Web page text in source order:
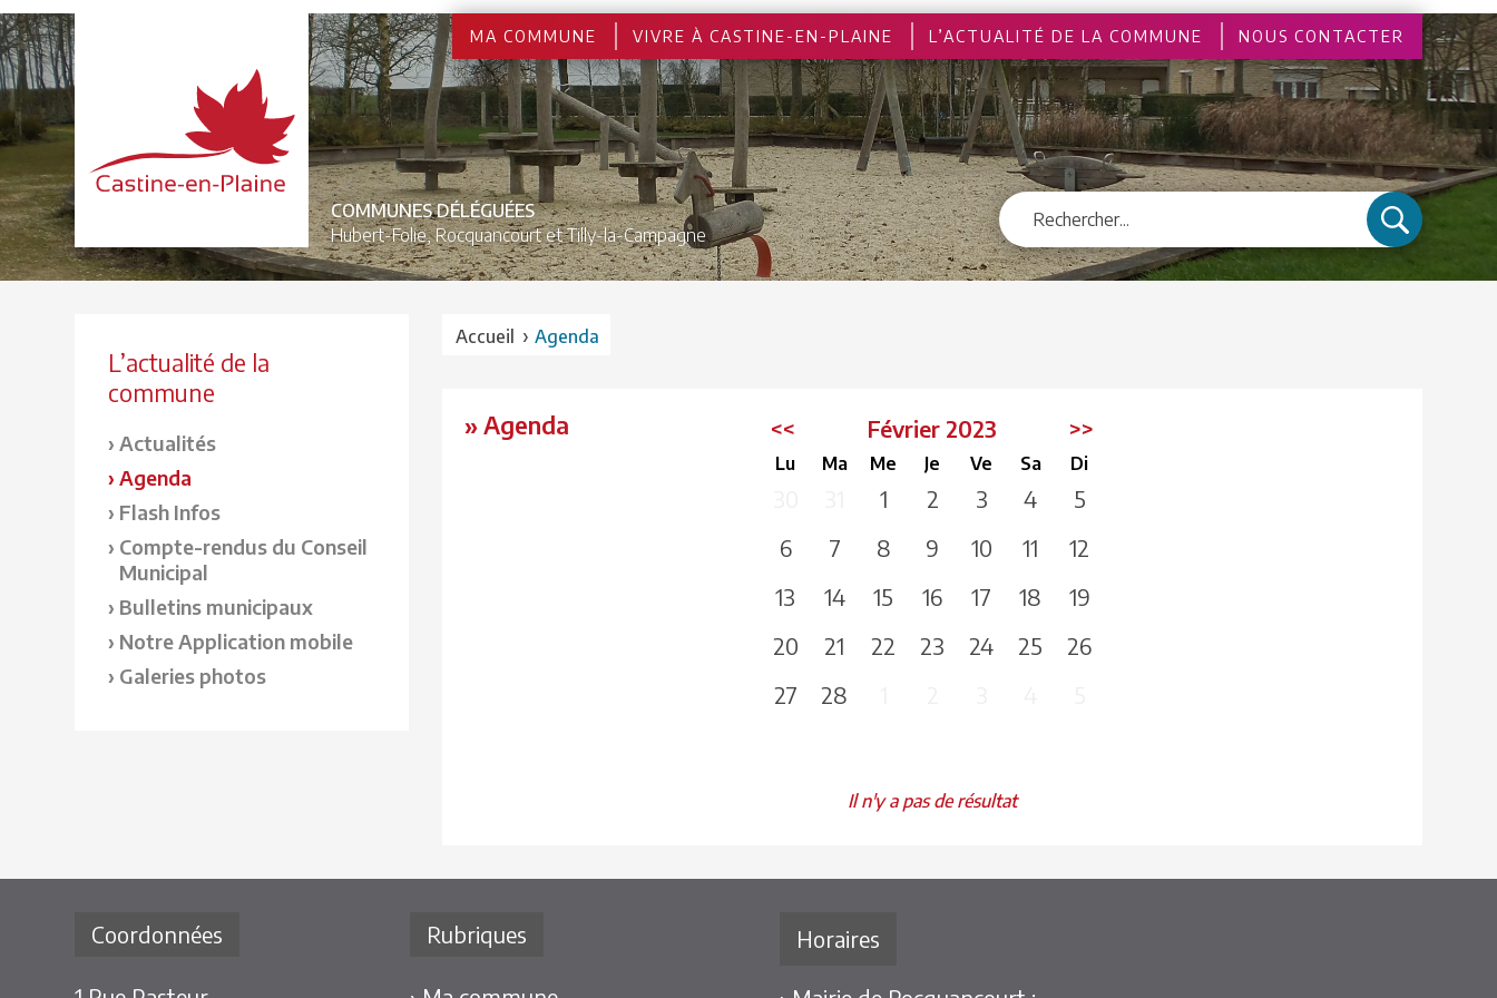
COMMUNES DÉLÉGUÉES
Hubert-Folie, Rocquancourt et Tilly-la-Campagne
MA COMMUNE VIVRE À CASTINE-EN-PLAINE L’ACTUALITÉ DE LA COMMUNE NOUS CONTACTER
L’actualité de la
commune
Actualités
Agenda
Flash Infos
Compte-rendus du Conseil
Municipal
Bulletins municipaux
Notre Application mobile
Galeries photos
Accueil ›Agenda
» Agenda << Février 2023 >>
Lu Ma Me Je Ve Sa Di
1 2 3 4
5
6
7 8 9 10 11
12
13
14 15 16 17 18
19
20
21 22 23 24 25
26
27
28
Il n'y a pas de résultat
Coordonnées Rubriques Horaires